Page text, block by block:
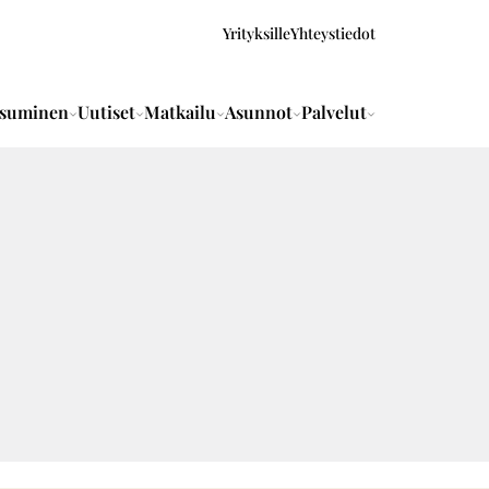
YrityksilleYhteystiedot
Uutiset Matkailu Asunnot Palvelut